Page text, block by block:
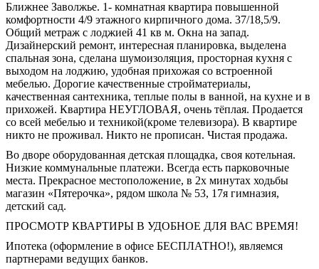
Ближнее Заволжье. 1- комнатная квартира повышенной
комфортности 4/9 этажного кирпичного дома. 37/18,5/9.
Общий метраж с лоджией 41 кв м. Окна на запад.
Дизайнерский ремонт, интересная планировка, выделена
спальная зона, сделана шумоизоляция, просторная кухня с
выходом на лоджию, удобная прихожая со встроенной
мебелью. Дорогие качественные стройматериалы,
качественная сантехника, теплые полы в ванной, на кухне и в
прихожей. Квартира НЕУГЛОВАЯ, очень тёплая. Продается
со всей мебелью и техникой(кроме телевизора). В квартире
никто не проживал. Никто не прописан. Чистая продажа.
Во дворе оборудованная детская площадка, своя котельная.
Низкие коммунальные платежи. Всегда есть парковочные
места. Прекрасное местоположение, в 2х минутах ходьбы
магазин «Пятерочка», рядом школа № 53, 17я гимназия,
детский сад.
ПРОСМОТР КВАРТИРЫ В УДОБНОЕ ДЛЯ ВАС ВРЕМЯ!
Ипотека (оформление в офисе БЕСПЛАТНО!), являемся
партнерами ведущих банков.